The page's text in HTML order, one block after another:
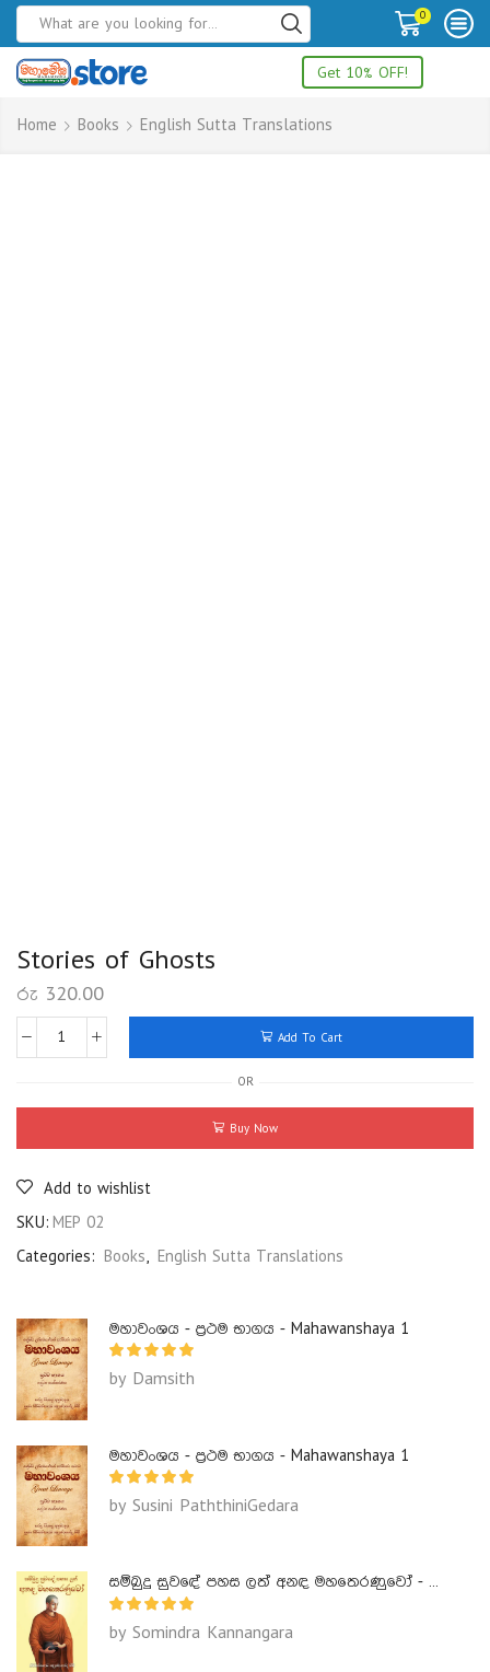
0
Get 10% OFF!
Home Books English Sutta Translations
Stories of Ghosts
රු 320.00
Add To Cart
OR
Buy Now
Add to wishlist
SKU: MEP 02
Categories:
Books, English Sutta Translations
මහාවංශය - ප්‍රථම භාගය - Mahawanshaya 1
by Damsith
මහාවංශය - ප්‍රථම භාගය - Mahawanshaya 1
by Susini PaththiniGedara
සම්බුදු සුවඳේ පහස ලත් අනඳ මහතෙරණුවෝ - Ananda Maha Theranuwo
by Somindra Kannangara